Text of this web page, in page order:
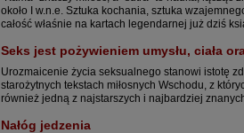
około I w.n.e. Sztuka kochania, sztuka
całość właśnie na kartach legendarnej już dziś
Seks jest pożywieniem umysłu, ciała
Urozmaicenie życia seksualnego stanowi istotę
starożytnych tekstach miłosnych Wschodu, z
również jedną z najstarszych i najbardziej
Nałóg jedzenia